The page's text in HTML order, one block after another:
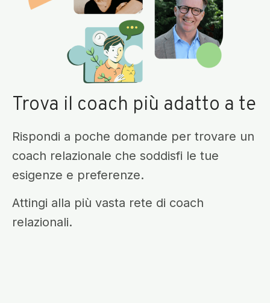
Trova il coach più adatto a te
Rispondi a poche domande per trovare un
coach relazionale che soddisfi le tue
esigenze e preferenze.
Attingi alla più vasta rete di coach
relazionali.